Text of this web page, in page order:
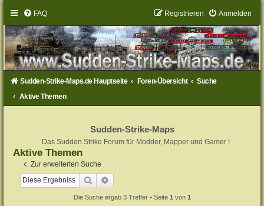
FAQ Anmelden
Registrieren
Sudden-Strike-Maps.de Hauptseite Foren-Übersicht
Suche
Aktive Themen
Sudden-Strike-Maps
Das Sudden Strike Forum für Modder, Mapper und Gamer !
Aktive Themen
Zur erweiterten Suche
Suche
Die Suche ergab 3 Treffer • Seite 1 von 1